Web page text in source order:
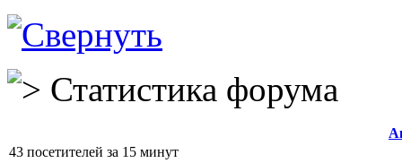
Статистика форума
43 посетителей за 15 минут